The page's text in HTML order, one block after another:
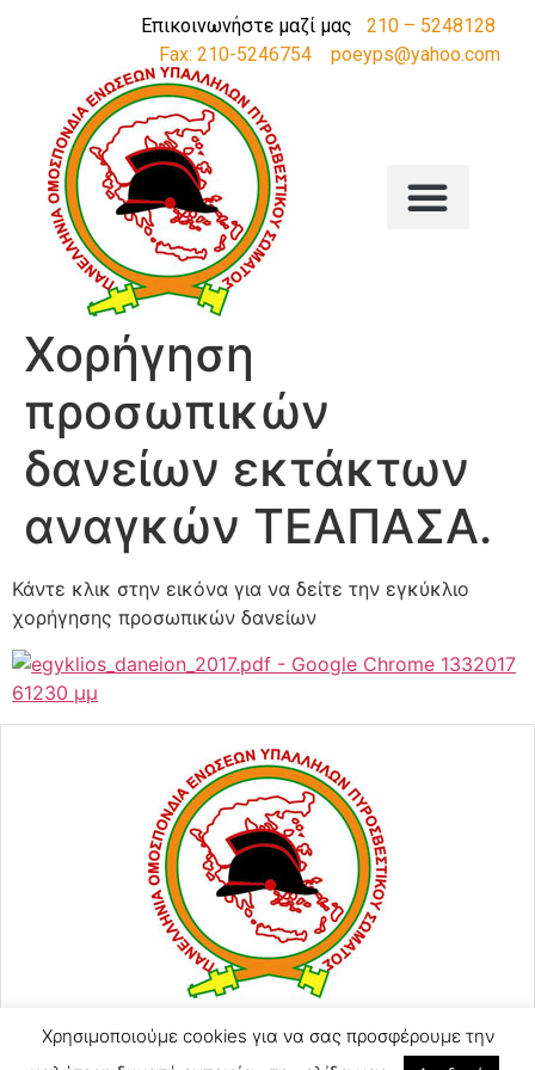
Επικοινωνήστε μαζί μας 210 – 5248128
Fax: 210-5246754
poeyps@yahoo.com
Χορήγηση
προσωπικών
δανείων εκτάκτων
αναγκών ΤΕΑΠΑΣΑ.
Κάντε κλικ στην εικόνα για να δείτε την εγκύκλιο
χορήγησης προσωπικών δανείων
ΑΓΙΟΥ ΚΩΝΣΤΑΝΤΙΝΟΥ 57
2105248128
Χρησιμοποιούμε cookies για να σας προσφέρουμε την